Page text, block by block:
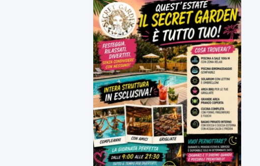
23:00 LabNews (replica)